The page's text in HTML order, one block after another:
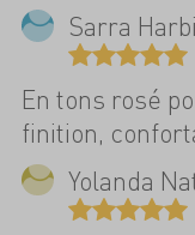
Sarra
En tons rosé
finition,
Yolanda